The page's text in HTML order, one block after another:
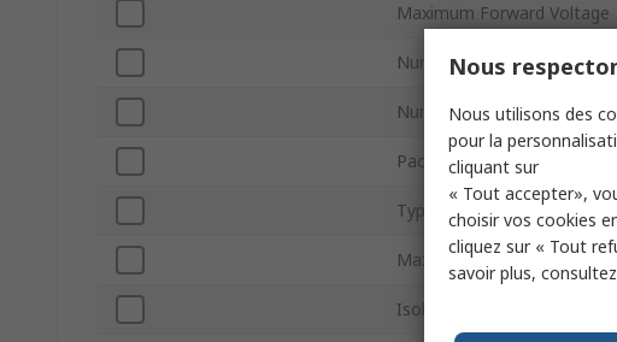
Maximum Forward Voltage
Number of Channels
Number of Pins
Package Type
Typical Rise Time
Maximum Input Current
Isolation Voltage
Nous
Nous utilisons des
pour la
cliquant sur
« Tout accepter»,
choisir vos cookies
cliquez sur « Tout
savoir plus,